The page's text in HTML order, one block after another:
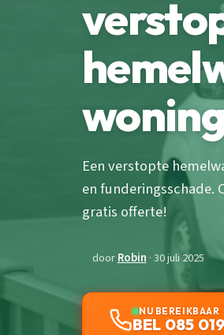
Een verstopte
en funderingsschade.
gratis offerte!
doorRobin · 30 juli 2025
NU BEREIKBAAR
BEL 085